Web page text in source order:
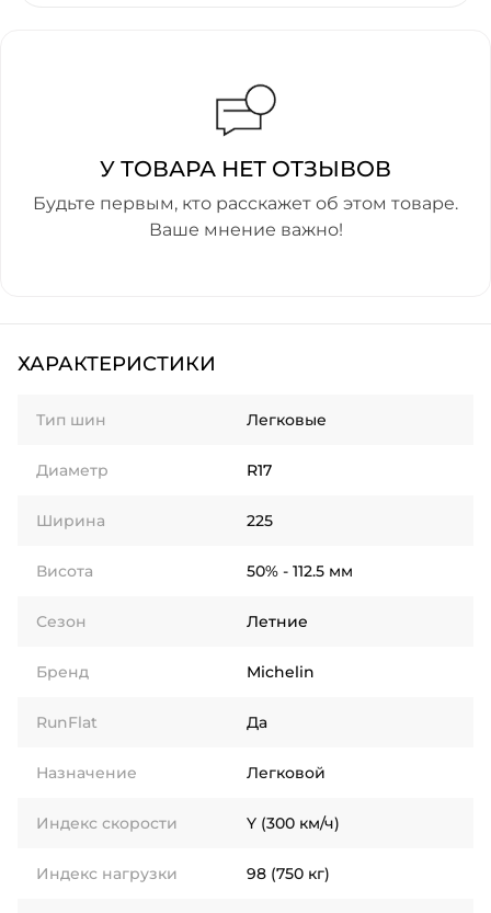
У ТОВАРА НЕТ ОТЗЫВОВ
Будьте первым, кто расскажет об этом товаре.
Ваше мнение важно!
ХАРАКТЕРИСТИКИ
Тип шин Легковые
Диаметр R17
Ширина 225
Висота 50% - 112.5 мм
Сезон Летние
Бренд Michelin
RunFlat Да
Назначение Легковой
Индекс скорости Y (300 км/ч)
Индекс нагрузки 98 (750 кг)